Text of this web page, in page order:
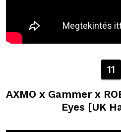
11
AXMO x Gammer x
Eyes [UK